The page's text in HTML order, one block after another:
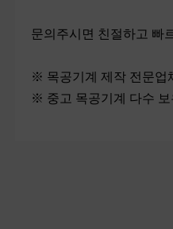
문의주시면 친절하고 빠
※ 목공기계 제작 전문업
※ 중고 목공기계 다수 보